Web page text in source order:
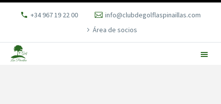
+34 967 19 22 00
info@clubdegolflaspinaillas.com
Área de socios